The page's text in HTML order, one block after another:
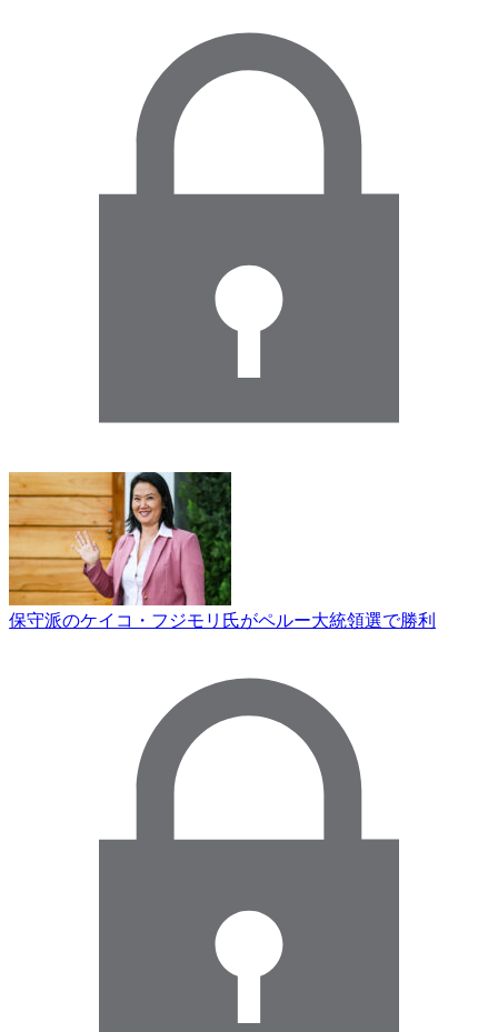
保守派のケイコ・フジモリ氏がペルー大統領選で勝利